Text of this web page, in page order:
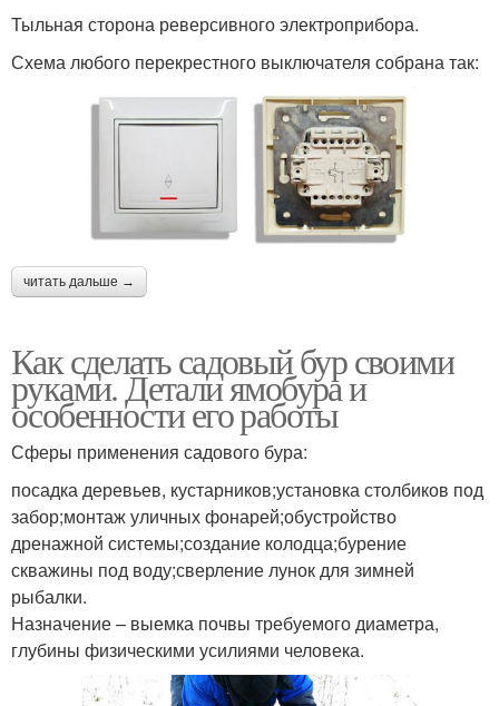
Тыльная сторона реверсивного электроприбора.
Схема любого перекрестного выключателя собрана так:
читать дальше →
Как сделать садовый бур своими
руками. Детали ямобура и
особенности его работы
Сферы применения садового бура:
посадка деревьев, кустарников;установка столбиков под
забор;монтаж уличных фонарей;обустройство
дренажной системы;создание колодца;бурение
скважины под воду;сверление лунок для зимней
рыбалки.
Назначение – выемка почвы требуемого диаметра,
глубины физическими усилиями человека.